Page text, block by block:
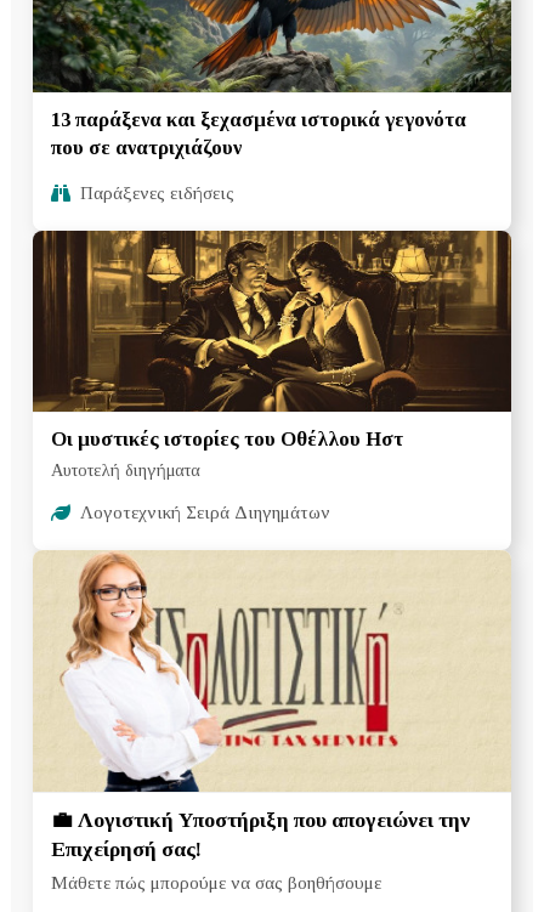
13 παράξενα και ξεχασμένα ιστορικά γεγονότα
που σε ανατριχιάζουν
Παράξενες ειδήσεις
Οι μυστικές ιστορίες του Οθέλλου Ηστ
Αυτοτελή διηγήματα
Λογοτεχνική Σειρά Διηγημάτων
💼 Λογιστική Υποστήριξη που απογειώνει την
Επιχείρησή σας!
Μάθετε πώς μπορούμε να σας βοηθήσουμε